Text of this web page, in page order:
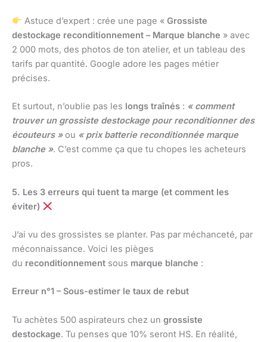
Astuce d’expert : crée une page « Grossiste
destockage reconditionnement – Marque blanche » avec
2 000 mots, des photos de ton atelier, et un tableau des
tarifs par quantité. Google adore les pages métier
précises.
Et surtout, n’oublie pas les longs traînés : « comment
trouver un grossiste destockage pour reconditionner des
écouteurs »ou « prix batterie reconditionnée marque
blanche ». C’est comme ça que tu chopes les acheteurs
pros.
5. Les 3 erreurs qui tuent ta marge (et comment les
éviter)
J’ai vu des grossistes se planter. Pas par méchanceté, par
méconnaissance. Voici les pièges
du reconditionnement sous marque blanche :
Erreur n°1 – Sous-estimer le taux de rebut
Tu achètes 500 aspirateurs chez un grossiste
destockage. Tu penses que 10% seront HS. En réalité,